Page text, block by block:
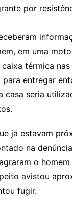
por
em uma
térmica
entregar
casa seria
já estavam
na
o
avistou
fugir.